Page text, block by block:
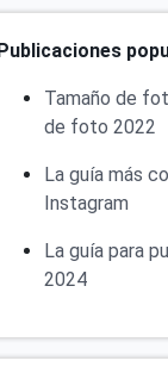
Tamaño de
de foto 2022
La guía más
Instagram
La guía para
2024